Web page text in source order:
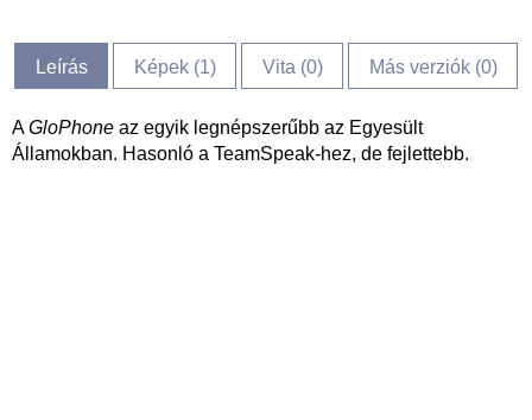
Leírás Képek (1) Vita (0) Más verziók (0)
AGloPhone az egyik legnépszerűbb az Egyesült
Államokban. Hasonló a TeamSpeak-hez, de fejlettebb.